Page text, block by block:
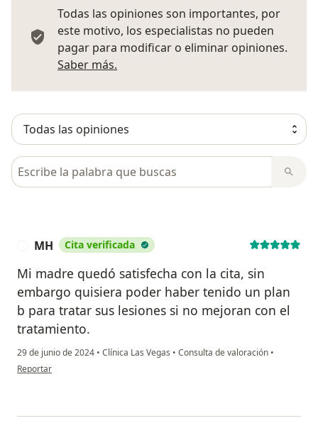
Todas las opiniones son importantes, por
este motivo, los especialistas no pueden
pagar para modificar o eliminar opiniones.
Saber más.
Busca en opiniones
MH Cita verificada
Mi madre quedó satisfecha con la cita, sin
embargo quisiera poder haber tenido un plan
b para tratar sus lesiones si no mejoran con el
tratamiento.
29 de junio de 2024 • Clínica Las Vegas • Consulta de valoración •
en opinión del usuario MH
Reportar